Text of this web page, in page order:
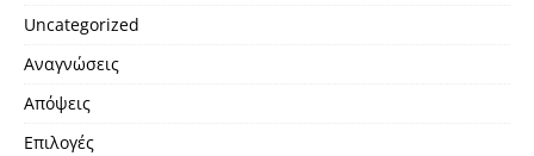
Uncategorized
Αναγνώσεις
Απόψεις
Επιλογές